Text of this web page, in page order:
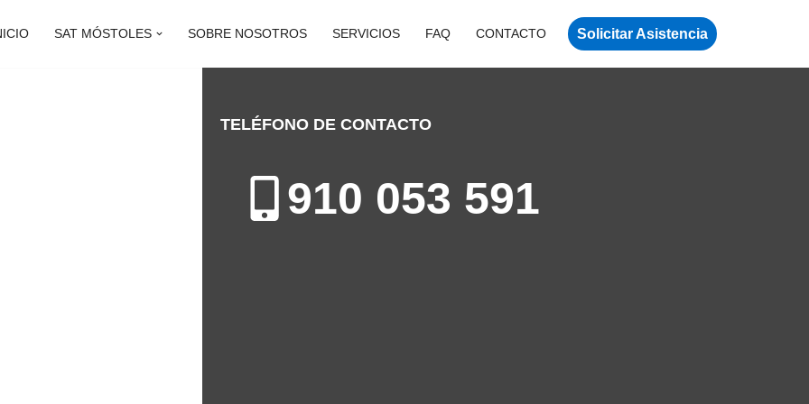
SAT MÓSTOLES SOBRE NOSOTROS SERVICIOS FAQ CONTACTO Solicitar Asistencia
TELÉFONO DE CONTACTO
910 053 591